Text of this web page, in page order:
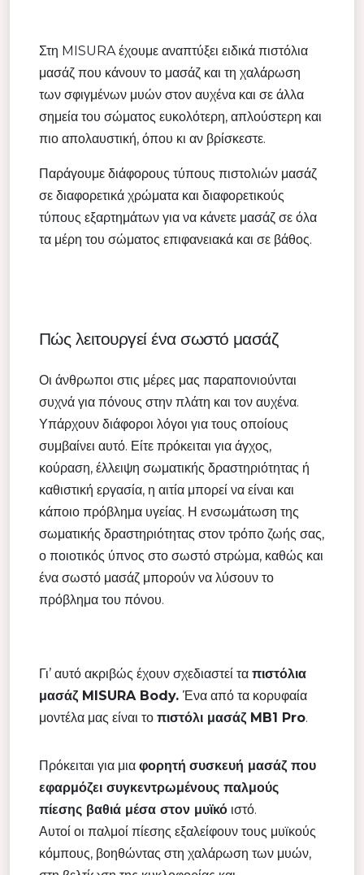
Στη MISURA έχουμε αναπτύξει ειδικά πιστόλια
μασάζ που κάνουν το μασάζ και τη χαλάρωση
των σφιγμένων μυών στον αυχένα και σε άλλα
σημεία του σώματος ευκολότερη, απλούστερη και
πιο απολαυστική, όπου κι αν βρίσκεστε.
Παράγουμε διάφορους τύπους πιστολιών μασάζ
σε διαφορετικά χρώματα και διαφορετικούς
τύπους εξαρτημάτων για να κάνετε μασάζ σε όλα
τα μέρη του σώματος επιφανειακά και σε βάθος.
Πώς λειτουργεί ένα σωστό μασάζ
Οι άνθρωποι στις μέρες μας παραπονιούνται
συχνά για πόνους στην πλάτη και τον αυχένα.
Υπάρχουν διάφοροι λόγοι για τους οποίους
συμβαίνει αυτό. Είτε πρόκειται για άγχος,
κούραση, έλλειψη σωματικής δραστηριότητας ή
καθιστική εργασία, η αιτία μπορεί να είναι και
κάποιο πρόβλημα υγείας. Η ενσωμάτωση της
σωματικής δραστηριότητας στον τρόπο ζωής σας,
ο ποιοτικός ύπνος στο σωστό στρώμα, καθώς και
ένα σωστό μασάζ μπορούν να λύσουν το
πρόβλημα του πόνου.
Γι’ αυτό ακριβώς έχουν σχεδιαστεί τα πιστόλια
μασάζ MISURA Body. Ένα από τα κορυφαία
μοντέλα μας είναι το πιστόλι μασάζ MB1 Pro.
Πρόκειται για μια φορητή συσκευή μασάζ που
εφαρμόζει συγκεντρωμένους παλμούς
πίεσης βαθιά μέσα στον μυϊκό ιστό.
Αυτοί οι παλμοί πίεσης εξαλείφουν τους μυϊκούς
κόμπους, βοηθώντας στη χαλάρωση των μυών,